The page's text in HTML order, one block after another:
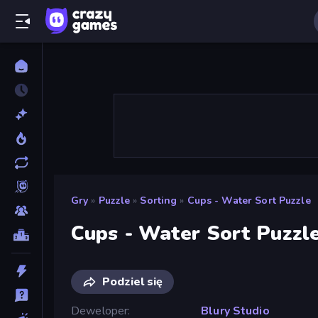
Gry » Puzzle » Sorting » Cups - Water Sort Puzzle
Cups - Water Sort
Podziel się
Deweloper
Blury Studio